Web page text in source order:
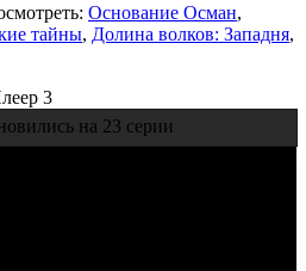
Основание Осман,
тайны, Долина волков: Западня,
3
на 23 серии